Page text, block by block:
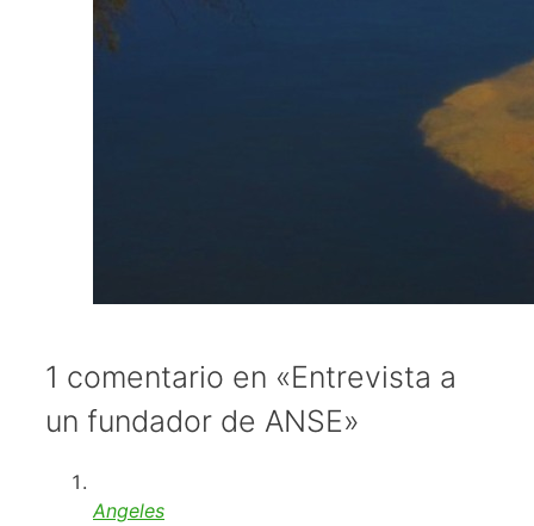
1 comentario en «Entrevista a
un fundador de ANSE»
Angeles